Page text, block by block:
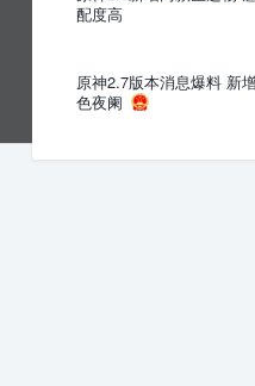
配度高
原神2.7版本消息爆料 新
色夜阑
Copyright ©